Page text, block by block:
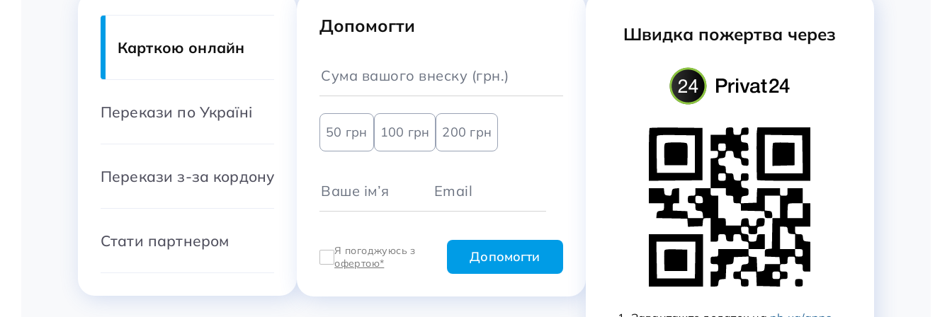
Карткою онлайн
Перекази по Україні
Перекази з-за кордону
Стати партнером
Допомогти
50 грн 100 грн 200 грн
Я погоджуюсь з
офертою*
Швидка пожертва через